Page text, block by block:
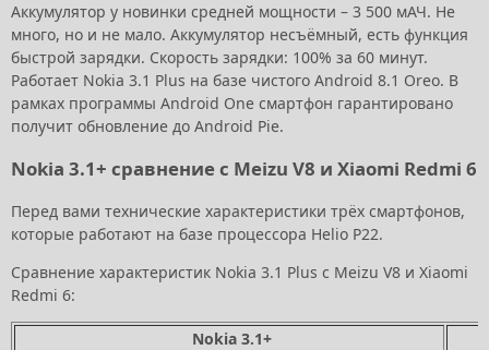
Аккумулятор у новинки средней мощности – 3 500 мАЧ. Не
много, но и не мало. Аккумулятор несъёмный, есть функция
быстрой зарядки. Скорость зарядки: 100% за 60 минут.
Работает Nokia 3.1 Plus на базе чистого Android 8.1 Oreo. В
рамках программы Android One смартфон гарантировано
получит обновление до Android Pie.
Nokia 3.1+ сравнение с Meizu V8 и Xiaomi Redmi 6
Перед вами технические характеристики трёх смартфонов,
которые работают на базе процессора Helio P22.
Сравнение характеристик Nokia 3.1 Plus с Meizu V8 и Xiaomi
Redmi 6:
Nokia 3.1+